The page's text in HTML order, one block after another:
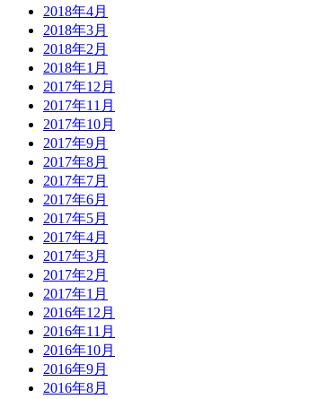
2018年4月
2018年3月
2018年2月
2018年1月
2017年12月
2017年11月
2017年10月
2017年9月
2017年8月
2017年7月
2017年6月
2017年5月
2017年4月
2017年3月
2017年2月
2017年1月
2016年12月
2016年11月
2016年10月
2016年9月
2016年8月